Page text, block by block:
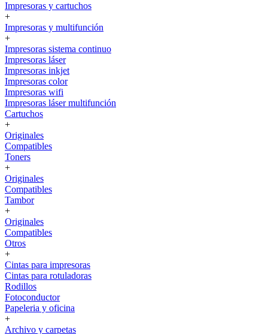
Impresoras y cartuchos
+
Impresoras y multifunción
+
Impresoras sistema continuo
Impresoras láser
Impresoras inkjet
Impresoras color
Impresoras wifi
Impresoras láser multifunción
Cartuchos
+
Originales
Compatibles
Toners
+
Originales
Compatibles
Tambor
+
Originales
Compatibles
Otros
+
Cintas para impresoras
Cintas para rotuladoras
Rodillos
Fotoconductor
Papeleria y oficina
+
Archivo y carpetas